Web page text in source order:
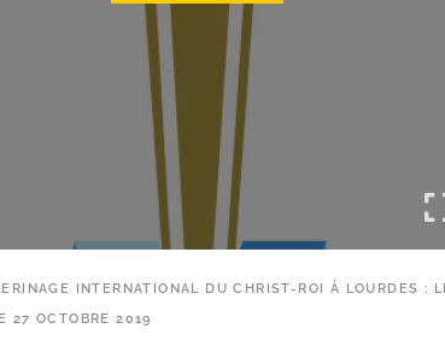
INTERNATIONAL DU CHRIST-ROI À LOURDES :
27 OCTOBRE 2019